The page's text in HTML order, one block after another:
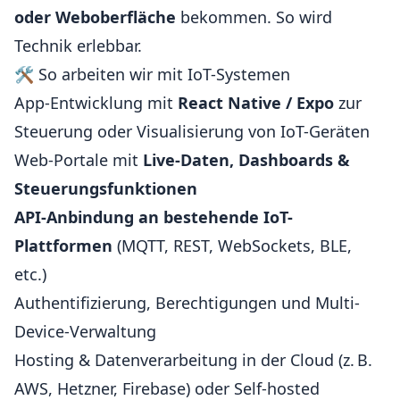
oder Weboberfläche bekommen. So wird
Technik erlebbar.
🛠️ So arbeiten wir mit IoT-Systemen
App-Entwicklung mit React Native / Expo zur
Steuerung oder Visualisierung von IoT-Geräten
Web-Portale mit Live-Daten, Dashboards &
Steuerungsfunktionen
API-Anbindung an bestehende IoT-
Plattformen (MQTT, REST, WebSockets, BLE,
etc.)
Authentifizierung, Berechtigungen und Multi-
Device-Verwaltung
Hosting & Datenverarbeitung in der Cloud (z. B.
AWS, Hetzner, Firebase) oder Self-hosted